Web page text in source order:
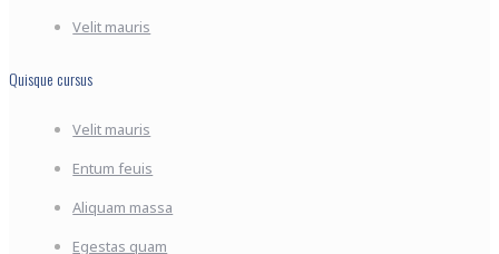
Velit mauris
Quisque cursus
Velit mauris
Entum feuis
Aliquam massa
Egestas quam